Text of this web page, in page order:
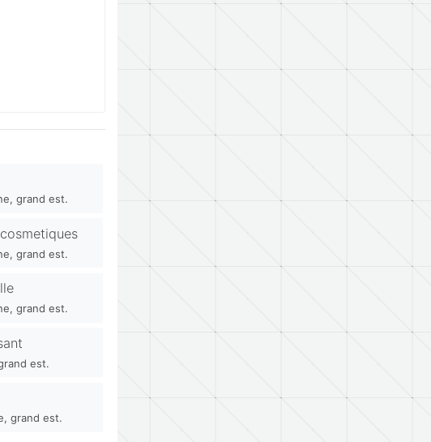
grand est.
grand est.
grand est.
est.
grand est.